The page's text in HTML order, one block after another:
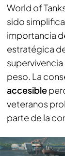
World of
sido
importancia
estratégica
peso. La
accesible
veteranos
parte de la